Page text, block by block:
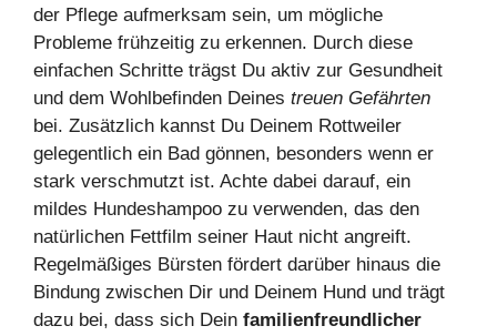
der Pflege aufmerksam sein, um mögliche
Probleme frühzeitig zu erkennen. Durch diese
einfachen Schritte trägst Du aktiv zur Gesundheit
und dem Wohlbefinden Deines treuen Gefährten
bei. Zusätzlich kannst Du Deinem Rottweiler
gelegentlich ein Bad gönnen, besonders wenn er
stark verschmutzt ist. Achte dabei darauf, ein
mildes Hundeshampoo zu verwenden, das den
natürlichen Fettfilm seiner Haut nicht angreift.
Regelmäßiges Bürsten fördert darüber hinaus die
Bindung zwischen Dir und Deinem Hund und trägt
dazu bei, dass sich Dein familienfreundlicher